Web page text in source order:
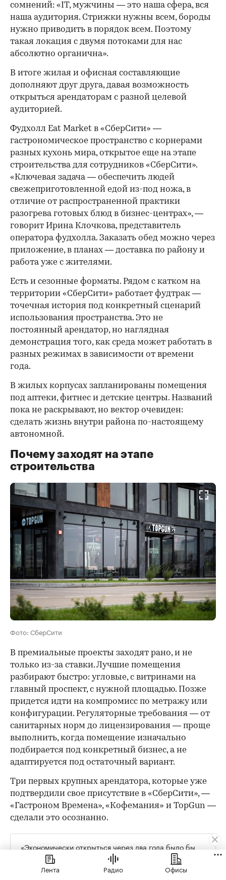
сомнений: «IT, мужчины — это наша сфера, вся
наша аудитория. Стрижки нужны всем, бороды
нужно приводить в порядок всем. Поэтому
такая локация с двумя потоками для нас
абсолютно органична».
В итоге жилая и офисная составляющие
дополняют друг друга, давая возможность
открыться арендаторам с разной целевой
аудиторией.
Фудхолл Eat Market в «СберСити» —
гастрономическое пространство с корнерами
разных кухонь мира, открытое еще на этапе
строительства для сотрудников «СберСити».
«Ключевая задача — обеспечить людей
свежеприготовленной едой из-под ножа, в
отличие от распространенной практики
разогрева готовых блюд в бизнес-центрах», —
говорит Ирина Клочкова, представитель
оператора фудхолла. Заказать обед можно через
приложение, в планах — доставка по району и
работа уже с жителями.
Есть и сезонные форматы. Рядом с катком на
территории «СберСити» работает фудтрак —
точечная история под конкретный сценарий
использования пространства. Это не
постоянный арендатор, но наглядная
демонстрация того, как среда может работать в
разных режимах в зависимости от времени
года.
В жилых корпусах запланированы помещения
под аптеки, фитнес и детские центры. Названий
пока не раскрывают, но вектор очевиден:
сделать жизнь внутри района по-настоящему
автономной.
Почему заходят на этапе
строительства
Фото: СберСити
В премиальные проекты заходят рано, и не
только из-за ставки. Лучшие помещения
разбирают быстро: угловые, с витринами на
главный проспект, с нужной площадью. Позже
придется идти на компромисс по метражу или
конфигурации. Регуляторные требования — от
санитарных норм до лицензирования — проще
выполнить, когда помещение изначально
подбирается под конкретный бизнес, а не
адаптируется под остаточный вариант.
Три первых крупных арендатора, которые уже
подтвердили свое присутствие в «СберСити», —
«Гастроном Времена», «Кофемания» и TopGun —
сделали это осознанно.
«Экономически открыться через два года было бы
проще и приятнее. Но мы готовы принять эти риски
и, возможно, какое-то время работать не в плюс. Мы
Лента Радио Офисы